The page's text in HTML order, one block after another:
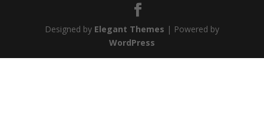
Designed by Elegant Themes | Powered by
WordPress